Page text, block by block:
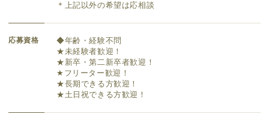
＊上記以外の希望は応相談
応募資格
◆年齢・経験不問
★未経験者歓迎！
★新卒・第二新卒者歓迎！
★フリーター歓迎！
★長期できる方歓迎！
★土日祝できる方歓迎！